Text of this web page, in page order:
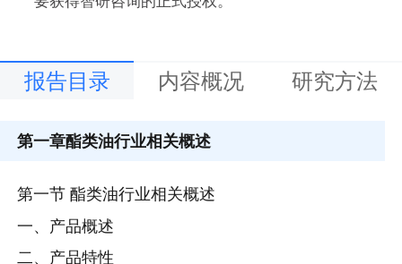
报告目录 内容概况 研究方法
第一章酯类油行业相关概述
第一节 酯类油行业相关概述
一、产品概述
二、产品特性